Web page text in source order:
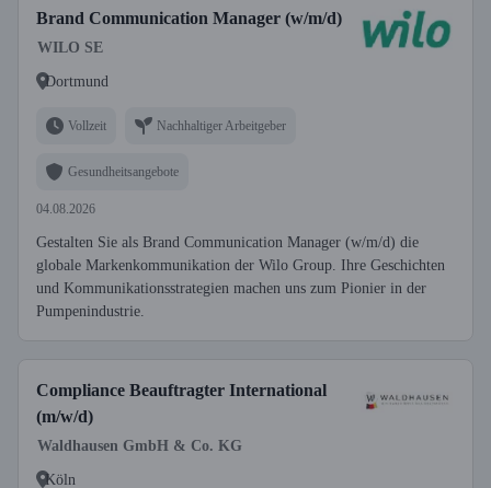
Brand Communication Manager (w/m/d)
WILO SE
Dortmund
Vollzeit Nachhaltiger Arbeitgeber
Gesundheitsangebote
04.08.2026
Gestalten Sie als Brand Communication Manager (w/m/d) die
globale Markenkommunikation der Wilo Group. Ihre Geschichten
und Kommunikationsstrategien machen uns zum Pionier in der
Pumpenindustrie.
Compliance Beauftragter International
(m/w/d)
Waldhausen GmbH & Co. KG
Köln